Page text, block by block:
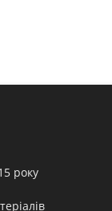
року